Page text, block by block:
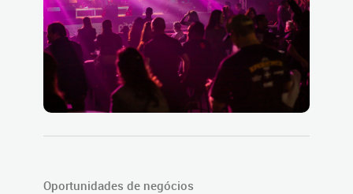
Oportunidades de negócios